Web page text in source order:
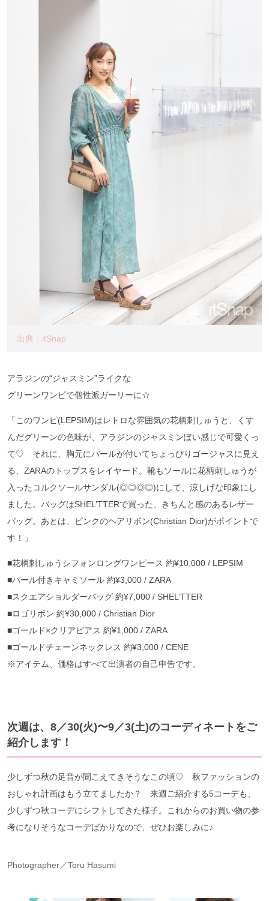
出典：itSnap
アラジンの“ジャスミン”ライクな
グリーンワンピで個性派ガーリーに☆
「このワンピ(LEPSIM)はレトロな雰囲気の花柄刺しゅうと、くす
んだグリーンの色味が、アラジンのジャスミンぽい感じで可愛くっ
て♡ それに、胸元にパールが付いてちょっぴりゴージャスに見え
る、ZARAのトップスをレイヤード。靴もソールに花柄刺しゅうが
入ったコルクソールサンダル(◎◎◎◎)にして、涼しげな印象にし
ました。バッグはSHEL’TTERで買った、きちんと感のあるレザー
バッグ。あとは、ピンクのヘアリボン(Christian Dior)がポイントで
す！」
■花柄刺しゅうシフォンロングワンピース 約¥10,000 / LEPSIM
■パール付きキャミソール 約¥3,000 / ZARA
■スクエアショルダーバッグ 約¥7,000 / SHEL’TTER
■ロゴリボン 約¥30,000 / Christian Dior
■ゴールド×クリアピアス 約¥1,000 / ZARA
■ゴールドチェーンネックレス 約¥3,000 / CENE
※アイテム、価格はすべて出演者の自己申告です。
次週は、8／30(火)〜9／3(土)のコーディネートをご
紹介します！
少しずつ秋の足音が聞こえてきそうなこの頃♡ 秋ファッションの
おしゃれ計画はもう立てましたか？ 来週ご紹介する5コーデも、
少しずつ秋コーデにシフトしてきた様子。これからのお買い物の参
考になりそうなコーデばかりなので、ぜひお楽しみに♪
Photographer／Toru Hasumi